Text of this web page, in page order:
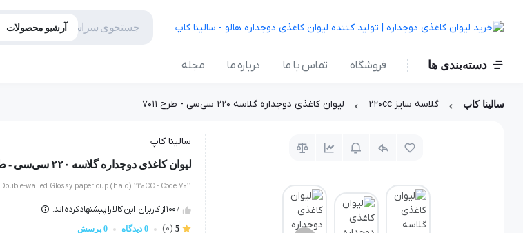
آرشیو محصولات
دسته‌بندی ها فروشگاه تماس با ما درباره ما مجله
سالینا کاپ گلاسه سایز 220cc لیوان کاغذی دوجداره گلاسه ۲۲۰ سی‌سی - طرح ۷۰11
سالینا کاپ
لیوان کاغذی دوجداره گلاسه ۲۲۰ سی‌سی - طرح ۷۰11
Double-walled Glossy paper cup (halo) 220CC - Code 7011
100٪ از کاربران، این کالا را پیشنهاد کرده اند.
5
(0) 0 دیدگاه 0 پرسش